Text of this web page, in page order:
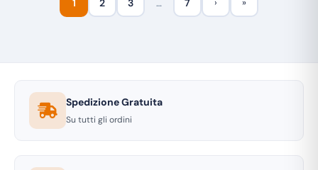
1 2 3 … 7 › »
Spedizione Gratuita
Su tutti gli ordini